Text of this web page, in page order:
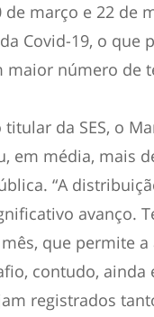
março e 22 de
Covid-19, o que
maior número de
da SES, o
em média, mais
“A
avanço.
que permite
contudo, ainda
registrados